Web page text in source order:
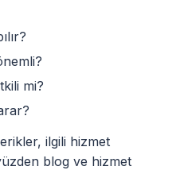
mi?
ilgili hizmet
blog ve hizmet